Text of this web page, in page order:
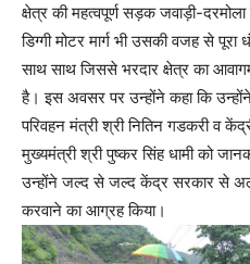
क्षेत्र की महत्वपूर्ण सड़क जवाड़ी-दरमोला
डिग्गी मोटर मार्ग भी उसकी वजह से
साथ साथ जिससे भरदार क्षेत्र का
है। इस अवसर पर उन्होंने कहा कि
परिवहन मंत्री श्री नितिन गडकरी व
मुख्यमंत्री श्री पुष्कर सिंह धामी को
उन्होंने जल्द से जल्द केंद्र सरकार से
करवाने का आग्रह किया।